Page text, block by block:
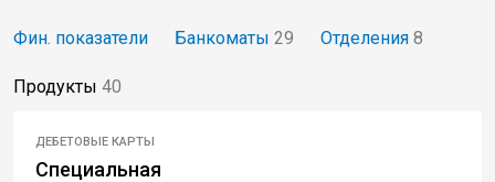
Фин. показатели Банкоматы 29 Отделения 8
Продукты 40
ДЕБЕТОВЫЕ КАРТЫ
Специальная